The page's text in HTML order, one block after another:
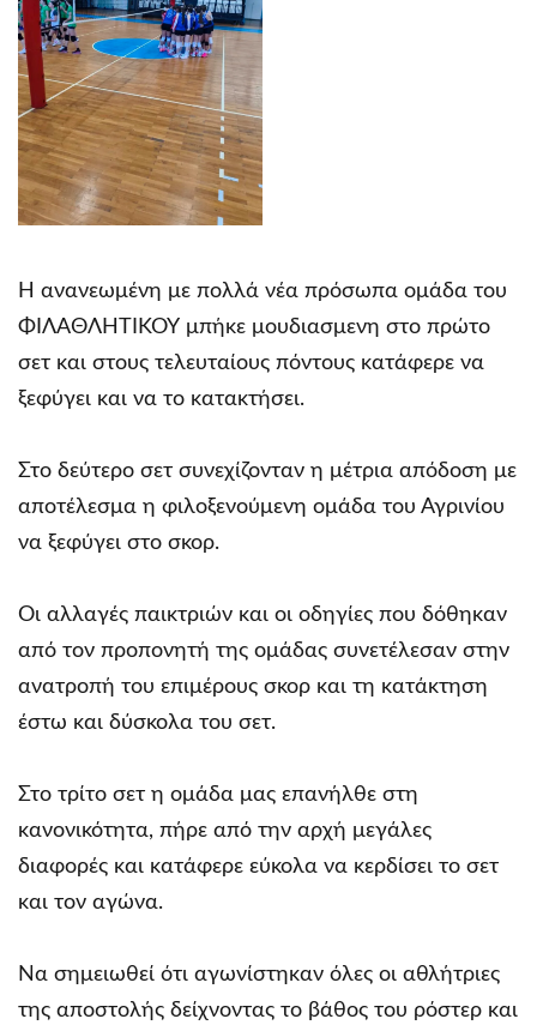
Η ανανεωμένη με πολλά νέα πρόσωπα ομάδα του
ΦΙΛΑΘΛΗΤΙΚΟΥ μπήκε μουδιασμενη στο πρώτο
σετ και στους τελευταίους πόντους κατάφερε να
ξεφύγει και να το κατακτήσει.
Στο δεύτερο σετ συνεχίζονταν η μέτρια απόδοση με
αποτέλεσμα η φιλοξενούμενη ομάδα του Αγρινίου
να ξεφύγει στο σκορ.
Οι αλλαγές παικτριών και οι οδηγίες που δόθηκαν
από τον προπονητή της ομάδας συνετέλεσαν στην
ανατροπή του επιμέρους σκορ και τη κατάκτηση
έστω και δύσκολα του σετ.
Στο τρίτο σετ η ομάδα μας επανήλθε στη
κανονικότητα, πήρε από την αρχή μεγάλες
διαφορές και κατάφερε εύκολα να κερδίσει το σετ
και τον αγώνα.
Να σημειωθεί ότι αγωνίστηκαν όλες οι αθλήτριες
της αποστολής δείχνοντας το βάθος του ρόστερ και